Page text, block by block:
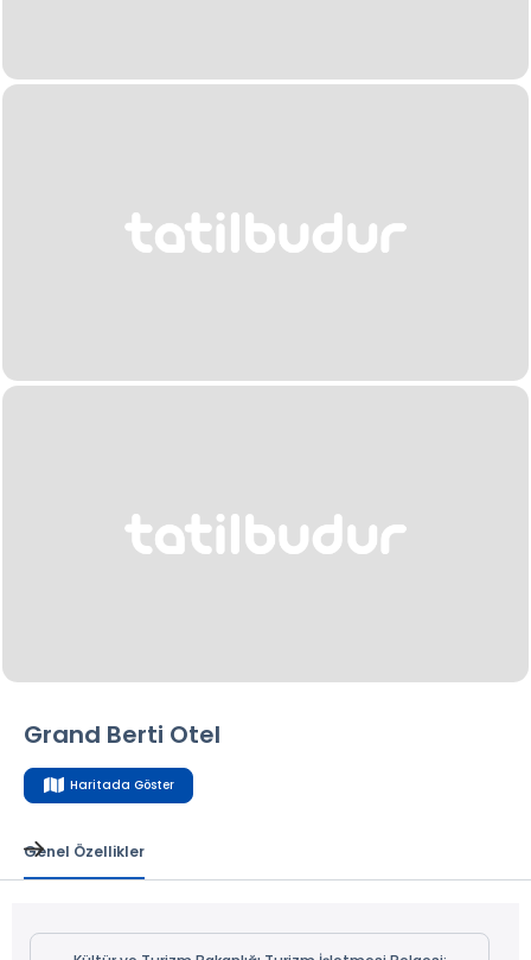
Grand Berti Otel
Haritada Göster
Genel Özellikler